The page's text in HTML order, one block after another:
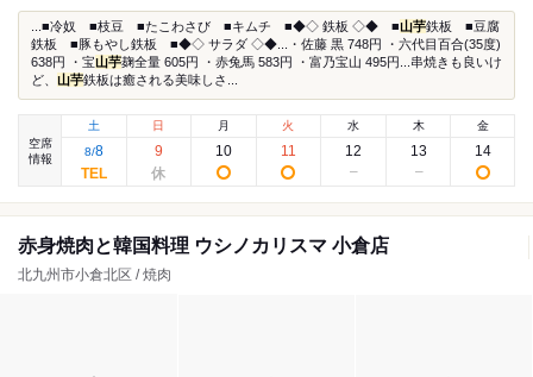
...■冷奴 ■枝豆 ■たこわさび ■キムチ ■◆◇ 鉄板 ◇◆ ■山芋鉄板 ■豆腐
鉄板 ■豚もやし鉄板 ■◆◇ サラダ ◇◆...・佐藤 黒 748円 ・六代目百合(35度)
638円 ・宝山芋麹全量 605円 ・赤兔馬 583円 ・富乃宝山 495円...串焼きも良いけ
ど、 山芋鉄板は癒される美味しさ...
空席
情報
土
8/8
日
9
月
10
火
11
水
12
木
13
金
14
赤身焼肉と韓国料理 ウシノカリスマ 小倉店
北九州市小倉北区 / 焼肉